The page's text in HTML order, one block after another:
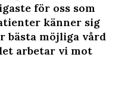
för oss som
känner sig
bästa möjliga vård
arbetar vi mot